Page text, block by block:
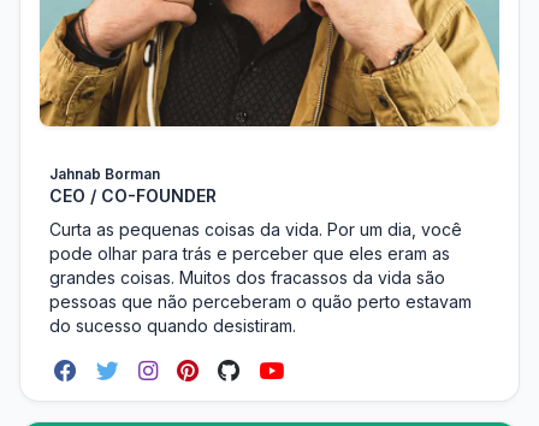
Jahnab Borman
CEO / CO-FOUNDER
Curta as pequenas coisas da vida. Por um dia, você
pode olhar para trás e perceber que eles eram as
grandes coisas. Muitos dos fracassos da vida são
pessoas que não perceberam o quão perto estavam
do sucesso quando desistiram.